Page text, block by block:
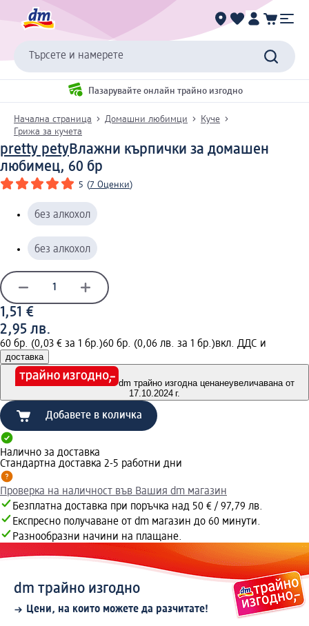
Търсете и намерете
Пазарувайте онлайн трайно изгодно
Начална страница Домашни любимци
Куче
Грижа за кучета
pretty petyВлажни кърпички за домашен
любимец, 60 бр
5 (7 Оценки)
без алкохол
без алкохол
1,51 €
2,95 лв.
60 бр. (0,03 € за 1 бр.)60 бр. (0,06 лв. за 1 бр.)вкл. ДДС и
доставка
dm трайно изгодна ценанеувеличавана от
17.10.2024 г.
Добавете в количка
Налично за доставка
Стандартна доставка 2-5 работни дни
Проверка на наличност във Вашия dm магазин
Безплатна доставка при поръчка над 50 € / 97,79 лв.
Експресно получаване от dm магазин до 60 минути.
Разнообразни начини на плащане.
dm трайно изгодно
Цени, на които можете да разчитате!